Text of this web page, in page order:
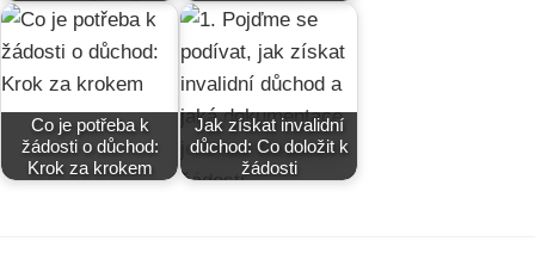
Co je potřeba k
žádosti o důchod:
Krok za krokem
Jak získat invalidní
důchod: Co doložit k
žádosti